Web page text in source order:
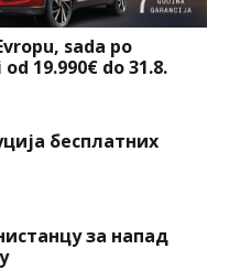
sada po
19.990€ do 31.8.
бесплатних
за напад